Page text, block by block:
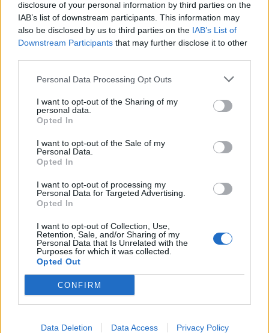
disclosure of your personal information by third parties on the
IAB’s list of downstream participants. This information may
also be disclosed by us to third parties on the IAB’s List of
Downstream Participants that may further disclose it to other
Personal Data Processing Opt Outs
I want to opt-out of the Sharing of my
personal data.
Opted In
I want to opt-out of the Sale of my
Personal Data.
Opted In
I want to opt-out of processing my
Personal Data for Targeted Advertising.
Opted In
I want to opt-out of Collection, Use,
Retention, Sale, and/or Sharing of my
Personal Data that Is Unrelated with the
Purposes for which it was collected.
Opted Out
CONFIRM
Data Deletion Data Access Privacy Policy